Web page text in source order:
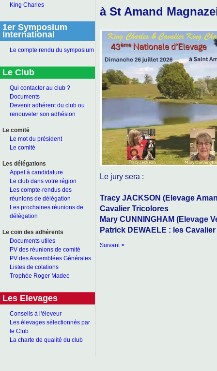
King Charles
1er Symposium
International
Le compte rendu du symposium
Le Club
Qui contacter au club ?
Documents
Devenir adhérent du club ou
renouveler son adhésion
Le comité
Le mot du président
Le comité
Les délégations
Appel à candidature
Le club dans votre région
Les compte-rendus des
réunions de délégation
Les prochaines réunions de
délégation
Le coin des adhérents
Documents utiles
PV des réunions de comité
PV des Assemblées Générales
Listes de cotations
Trophée Roger Madec
Les Elevages
Conseils à l'éleveur
Les élevages sélectionnés par
le Club
La charte de qualité du club
à St Amand
Le jury sera :
Tracy JACKSON (Elevage
Cavalier Tricolores
Mary CUNNINGHAM (Elevage
Patrick DEWAELE : les
Suivant >